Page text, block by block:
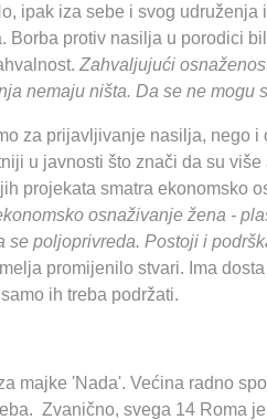
ipak iza sebe i svog udruženja
protiv nasilja u porodici
Zahvaljujući
nemaju ništa. Da se ne mogu
za prijavljivanje nasilja, nego
u javnosti što znači da su
projekata smatra ekonomsko
osnaživanje žena -
poljoprivreda. Postoji i
promijenilo stvari. Ima
ih treba podržati.
majke 'Nada'. Većina radno
Zvanično, svega 14 Roma